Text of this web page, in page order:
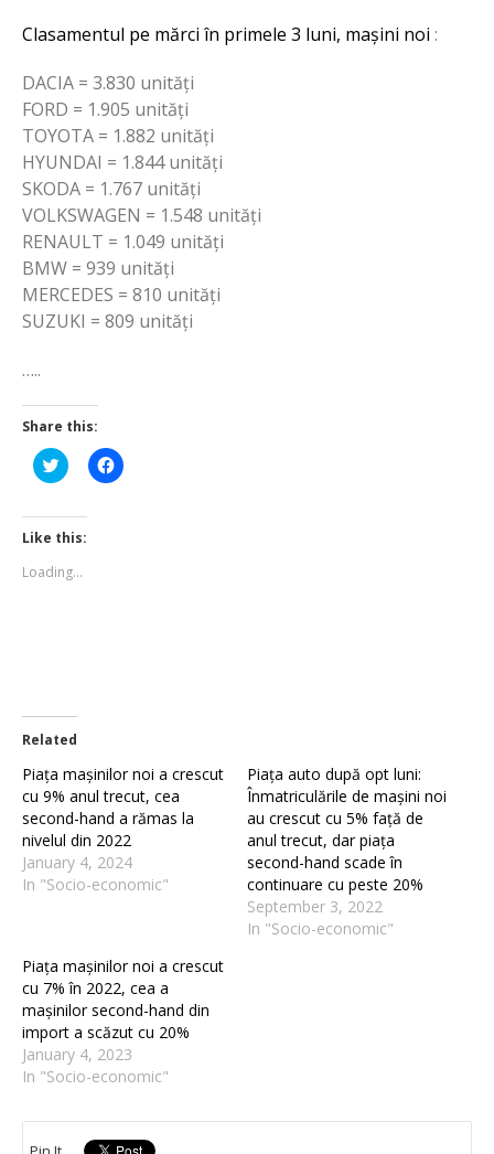
Clasamentul pe mărci în primele 3 luni, mașini noi :
DACIA = 3.830 unități
FORD = 1.905 unități
TOYOTA = 1.882 unități
HYUNDAI = 1.844 unități
SKODA = 1.767 unități
VOLKSWAGEN = 1.548 unități
RENAULT = 1.049 unități
BMW = 939 unități
MERCEDES = 810 unități
SUZUKI = 809 unități
…..
Share this:
Click
to
Twitter
(Opens
in
window)
Click
to
Like this:
Loading...
Related
Piața mașinilor noi a crescut
cu 9% anul trecut, cea
second-hand a rămas la
nivelul din 2022
January 4, 2024
In "Socio-economic"
Piața auto după opt luni:
Înmatriculările de mașini noi
au crescut cu 5% față de
anul trecut, dar piața
second-hand scade în
continuare cu peste 20%
September 3, 2022
In "Socio-economic"
Piața mașinilor noi a crescut
cu 7% în 2022, cea a
mașinilor second-hand din
import a scăzut cu 20%
January 4, 2023
In "Socio-economic"